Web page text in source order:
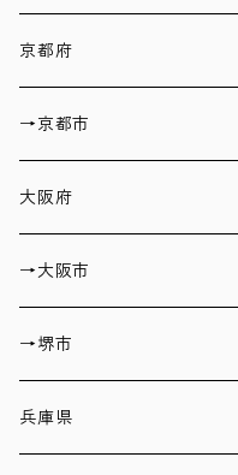
京都府
→京都市
大阪府
→大阪市
→堺市
兵庫県